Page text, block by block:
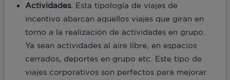
Actividades. Esta tipología de viajes de
incentivo abarcan aquellos viajes que giran en
torno a la realización de actividades en grupo.
Ya sean actividades al aire libre, en espacios
cerrados, deportes en grupo etc. Este tipo de
viajes corporativos son perfectos para mejorar